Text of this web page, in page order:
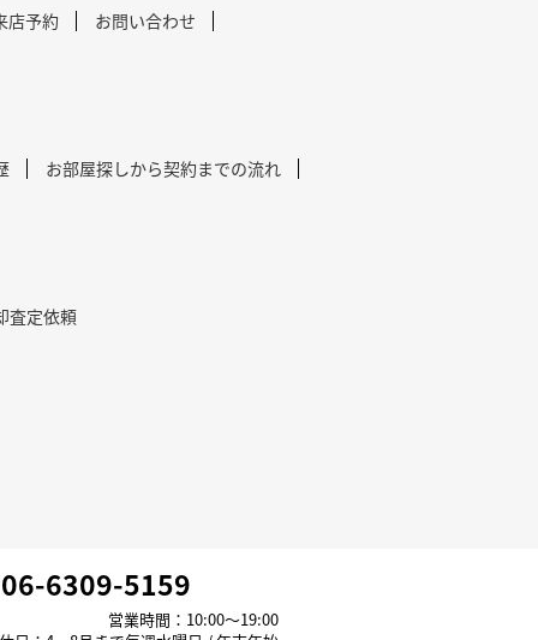
店予約 お問い合わせ
お部屋探しから契約までの流れ
査定依頼
06-6309-5159
営業時間：10:00～19:00